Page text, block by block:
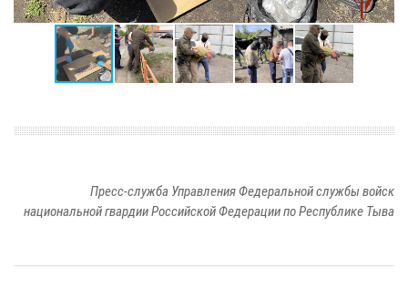
Пресс-служба Управления Федеральной службы войск
национальной гвардии Российской Федерации по Республике Тыва